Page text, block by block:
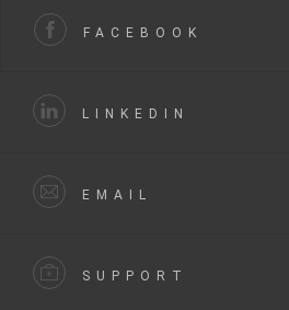
FACEBOOK
LINKEDIN
EMAIL
SUPPORT